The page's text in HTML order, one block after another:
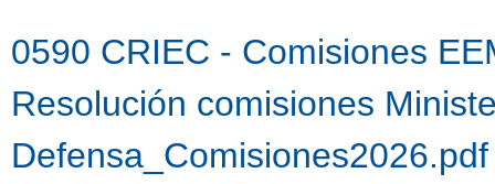
0590 CRIEC - Comisiones
Resolución comisiones